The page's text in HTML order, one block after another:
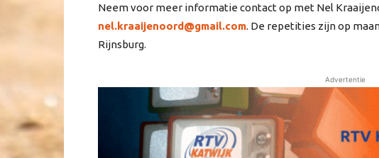
Neem voor meer informatie contact op met Nel
nel.kraaijenoord@gmail.com. De repetities zijn op
Rijnsburg.
Advertentie